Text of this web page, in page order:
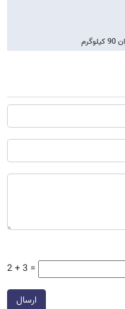
2 + 3 =
ارسال